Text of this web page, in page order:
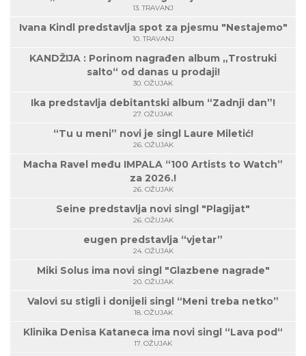
13. TRAVANJ
Ivana Kindl predstavlja spot za pjesmu "Nestajemo"
10. TRAVANJ
KANDŽIJA : Porinom nagrađen album „Trostruki
salto“ od danas u prodaji!
30. OŽUJAK
Ika predstavlja debitantski album “Zadnji dan”!
27. OŽUJAK
“Tu u meni” novi je singl Laure Miletić!
26. OŽUJAK
Macha Ravel među IMPALA “100 Artists to Watch”
za 2026.!
26. OŽUJAK
Seine predstavlja novi singl "Plagijat"
26. OŽUJAK
eugen predstavlja “vjetar”
24. OŽUJAK
Miki Solus ima novi singl "Glazbene nagrade"
20. OŽUJAK
Valovi su stigli i donijeli singl “Meni treba netko”
18. OŽUJAK
Klinika Denisa Kataneca ima novi singl “Lava pod“
17. OŽUJAK